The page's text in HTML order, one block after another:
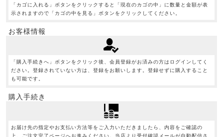
「カゴに入れる」ボタンをクリックすると「現在のカゴの中」に数量と金額が表
示されますので「カゴの中を見る」ボタンをクリックしてください。
お客様情報
「購入手続きへ」ボタンをクリック後、会員登録がお済みの方はログインしてく
ださい。登録されていない方は、登録をお願いします。登録せずに購入すること
も可能です。
購入手続き
お届け先の指定やお支払い方法等をご入力いただきましたら、内容をご確認の
上、ご注文完了ページへお進みください。当店より受付確認メールが自動配信さ